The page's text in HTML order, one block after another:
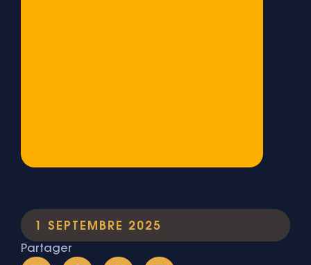
1 SEPTEMBRE 2025
Partager